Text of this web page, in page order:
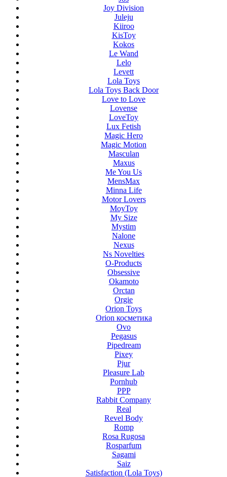
Joy Division
Juleju
Kiiroo
KisToy
Kokos
Le Wand
Lelo
Levett
Lola Toys
Lola Toys Back Door
Love to Love
Lovense
LoveToy
Lux Fetish
Magic Hero
Magic Motion
Masculan
Maxus
Me You Us
MensMax
Minna Life
Motor Lovers
MoyToy
My Size
Mystim
Nalone
Nexus
Ns Novelties
O-Products
Obsessive
Okamoto
Orctan
Orgie
Orion Toys
Orion косметика
Ovo
Pegasus
Pipedream
Pixey
Pjur
Pleasure Lab
Pornhub
PPP
Rabbit Company
Real
Revel Body
Romp
Rosa Rugosa
Rosparfum
Sagami
Saiz
Satisfaction (Lola Toys)